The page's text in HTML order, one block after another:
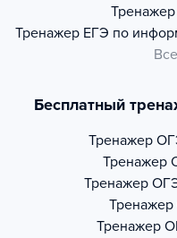
Тренажер
Тренажер ЕГЭ по
Бесплатный
Тренажер
Тренажер
Тренажер
Тренажер
Тренажер